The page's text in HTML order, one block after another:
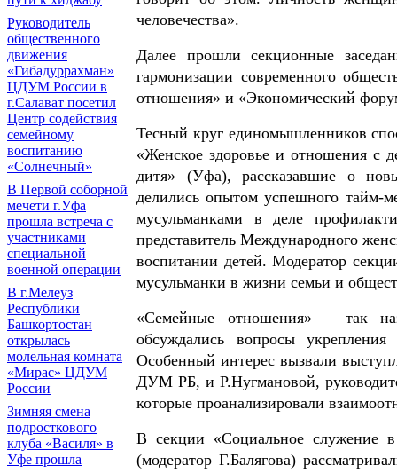
Руководитель
общественного
движения
«Гибадуррахман»
ЦДУМ России в
г.Салават посетил
Центр содействия
семейному
воспитанию
«Солнечный»
В Первой соборной
мечети г.Уфа
прошла встреча с
участниками
специальной
военной операции
В г.Мелеуз
Республики
Башкортостан
открылась
молельная комната
«Мирас» ЦДУМ
России
Зимняя смена
подросткового
клуба «Василя» в
Уфе прошла
человечества».
Далее прошли секционные
гармонизации современного
отношения» и «Экономический
Тесный круг единомышленников
«Женское здоровье и отношения с
дитя» (Уфа), рассказавшие о
делились опытом успешного тайм-
мусульманками в деле
представитель Международного
воспитании детей. Модератор
мусульманки в жизни семьи и
«Семейные отношения» – так
обсуждались вопросы
Особенный интерес вызвали
ДУМ РБ, и Р.Нугмановой,
которые проанализировали
В секции «Социальное служение
(модератор Г.Балягова)